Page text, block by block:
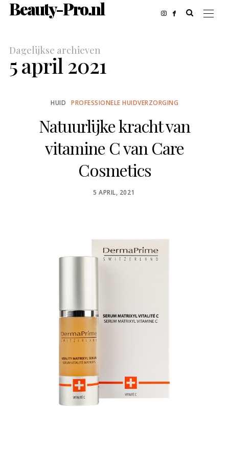
Beauty-Pro.nl
Dagelijkse archieven
5 april 2021
HUID PROFESSIONELE HUIDVERZORGING
Natuurlijke kracht van
vitamine C van Care
Cosmetics
POSTED
5 APRIL, 2021